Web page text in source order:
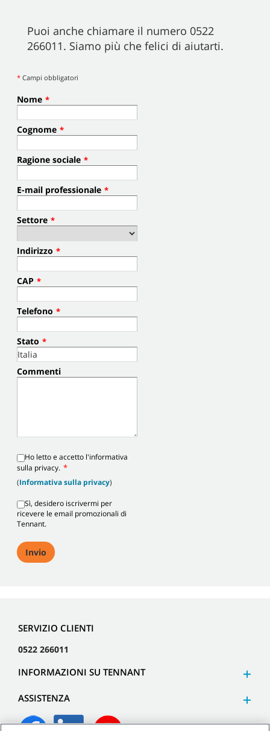
Puoi anche chiamare il numero 0522
266011. Siamo più che felici di aiutarti.
* Campi obbligatori
Nome *
Cognome *
Ragione sociale *
E-mail professionale *
Settore *
Indirizzo *
CAP *
Telefono *
Stato *
Commenti
Ho letto e accetto l'informativa
sulla privacy. *
(Informativa sulla privacy)
Sì, desidero iscrivermi per
ricevere le email promozionali di
Tennant.
SERVIZIO CLIENTI
0522 266011
INFORMAZIONI SU TENNANT
ASSISTENZA